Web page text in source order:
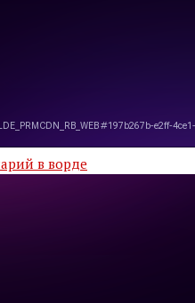
в ворде